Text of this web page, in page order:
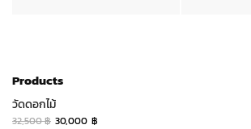
Products
วัดดอกไม้
32,500฿ Original
30,000 ฿